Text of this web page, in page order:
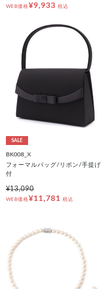
WEB価格¥9,933 税込
SALE
BK008_X
フォーマルバッグ/リボン/手提げ
付
¥13,090
WEB価格¥11,781 税込